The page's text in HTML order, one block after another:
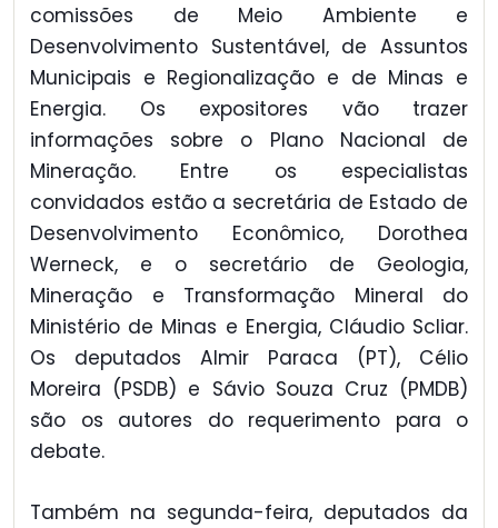
comissões de Meio Ambiente e
Desenvolvimento Sustentável, de Assuntos
Municipais e Regionalização e de Minas e
Energia. Os expositores vão trazer
informações sobre o Plano Nacional de
Mineração. Entre os especialistas
convidados estão a secretária de Estado de
Desenvolvimento Econômico, Dorothea
Werneck, e o secretário de Geologia,
Mineração e Transformação Mineral do
Ministério de Minas e Energia, Cláudio Scliar.
Os deputados Almir Paraca (PT), Célio
Moreira (PSDB) e Sávio Souza Cruz (PMDB)
são os autores do requerimento para o
debate.
Também na segunda-feira, deputados da